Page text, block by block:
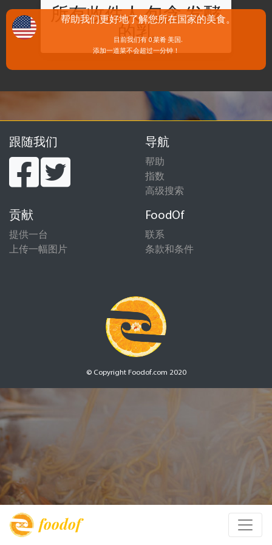
foodof
所有收件人 包含 发酵
的乳
跟随我们 导航
帮助
指数
高级搜索
贡献
提供一台
上传一幅图片
FoodOf
联系
条款和条件
© Copyright Foodof.com 2020
帮助我们更好地了解您所在国家的美食。
目前我们有 0 菜肴 美国.
添加一道菜不会超过一分钟！